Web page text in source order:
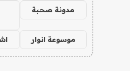
مدونة صحبة
موسوعة انوار